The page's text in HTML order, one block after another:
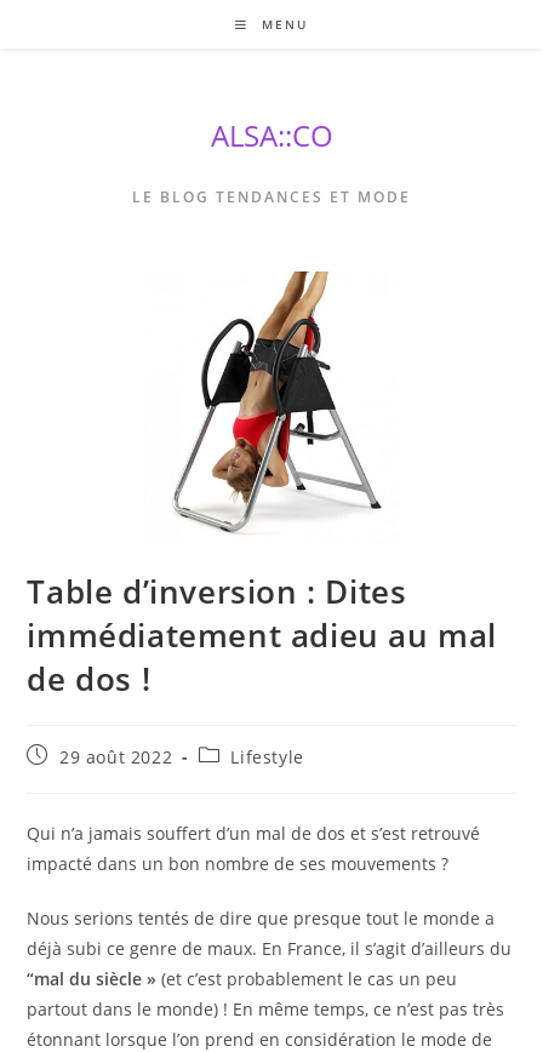
MENU
ALSA::CO
LE BLOG TENDANCES ET MODE
Table d’inversion : Dites
immédiatement adieu au mal
de dos !
Publication
29 août 2022
PostLifestyle
Qui n’a jamais souffert d’un mal de dos et s’est retrouvé
impacté dans un bon nombre de ses mouvements ?
Nous serions tentés de dire que presque tout le monde a
déjà subi ce genre de maux. En France, il s’agit d’ailleurs du
“mal du siècle »(et c’est probablement le cas un peu
partout dans le monde) ! En même temps, ce n’est pas très
étonnant lorsque l’on prend en considération le mode de